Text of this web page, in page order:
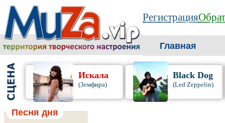
Регистрация
Главная
Искала
(Земфира)
Black Dog
(Led Zeppelin)
Песня дня